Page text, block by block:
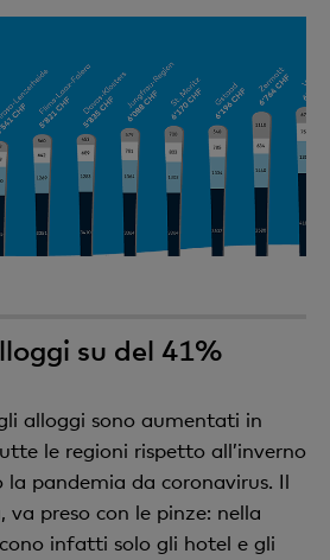
su del 41%
alloggi sono aumentati in
le regioni rispetto all’inverno
pandemia da coronavirus. Il
preso con le pinze: nella
infatti solo gli hotel e gli